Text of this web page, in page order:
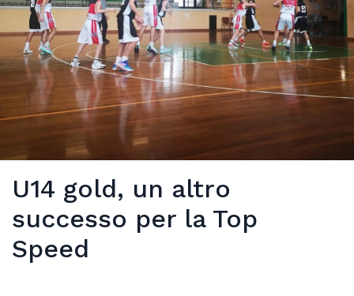
U14 gold, un altro
successo per la Top
Speed